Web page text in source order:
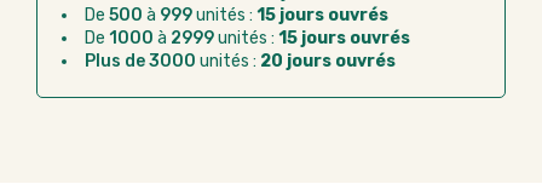
Chorus Pro :règlement par mandat
administratif après la commande
De 500 à 999unités : 15 jours ouvrés
De 1000 à 2999unités : 15 jours ouvrés
Plus de 3000 unités : 20 jours ouvrés